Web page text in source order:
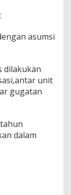
asumsi
dilakukan
unit
gugatan
dalam